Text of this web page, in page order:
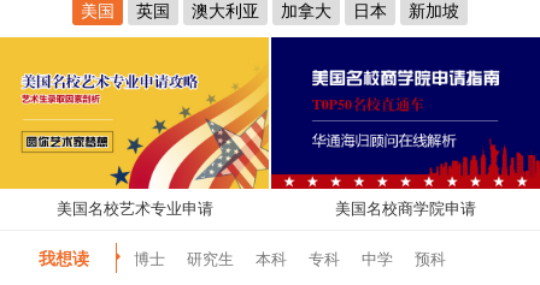
美国
英国 澳大利亚 加拿大 日本 新加坡
美国名校艺术专业申请 美国名校商学院申请
我想读 博士 研究生 本科 专科 中学 预科